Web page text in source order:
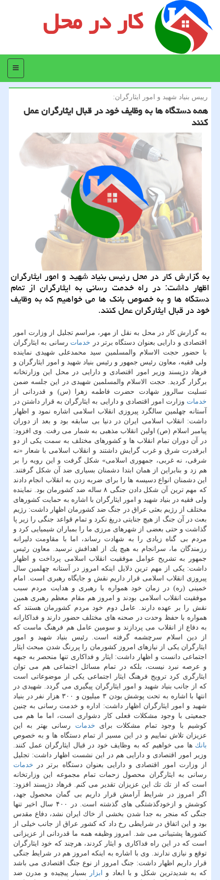
کار در محل
منو
رییس بنیاد شهید و امور ایثارگران:
همه دستگاه ها به وظایف خود در قبال ایثارگران عمل
كنند
به گزارش كار در محل رئیس بنیاد شهید و امور ایثارگران
اظهار داشت: در راه خدمت رسانی به ایثارگران از تمام
دستگاه ها و به خصوص بانك ها می خواهیم كه به وظایف
خود در قبال ایثارگران عمل كنند.
به گزارش كار در محل به نقل از مهر، مراسم تجلیل از وزارت امور
اقتصادی و دارایی بعنوان دستگاه برتر در خدمات رسانی به ایثارگران
با حضور حجت الاسلام والمسلمین سید محمدعلی شهیدی نماینده
ولی فقیه، معاون رئیس جمهور و رئیس بنیاد شهید و امور ایثارگران و
فرهاد دژپسند وزیر امور اقتصادی و دارایی در محل این وزارتخانه
برگزار گردید. حجت الاسلام والمسلمین شهیدی در این جلسه ضمن
تسلیت سالروز شهادت حضرت فاطمه زهرا (س) و قدردانی از
خدمات وزارت امور اقتصادی و دارایی به ایثارگران به قرار داشتن در
آستانه چهلمین سالگرد پیروزی انقلاب اسلامی اشاره نمود و اظهار
داشت: انقلاب اسلامی ایران در دنیا بی سابقه بود و بعد از دوران
پیامبر اسلام (ص) اولین انقلاب مذهبی به شمار می رفت. وی افزود:
در آن دوران تمام انقلاب ها و كشورهای مختلف به سمت یكی از دو
ابرقدرت شرق و غرب گرایش داشتند و انقلاب اسلامی با شعار «نه
شرقی، نه غربی، جمهوری اسلامی» شكل گرفت و این رویه را بر
هم زد و بنابراین از همان ابتدا دشمنان بسیاری ضد آن شكل گرفتند.
این دشمنان انواع دسیسه ها را برای ضربه زدن به انقلاب انجام دادند
كه مهم ترین آن شكل دادن جنگی ۸ ساله ضد كشورمان بود. نماینده
ولی فقیه در بنیاد شهید و امور ایثارگران با اشاره به حمایت كشورهای
مختلف از رژیم بعثی عراق در جنگ ضد كشورمان اظهار داشت: رژیم
بعث در آن جنگ از هیچ جنایتی دریغ نكرد و تمام قواعد جنگی را زیر پا
گذاشت و حتی بعضی از شهرهای مرزی ما را بمباران شیمیایی كرد و
مردم بی گناه زیادی را به شهادت رساند، اما با مقاومت دلیرانه
رزمندگان ما، سرانجام به هیچ یك از اهدافش نرسید. معاون رئیس
جمهور به تشریح عوامل موفقیت انقلاب اسلامی پرداخت و اظهار
داشت: یكی از مهم ترین دلایل اینكه امروز در آستانه چهلمین سال
پیروزی انقلاب اسلامی قرار داریم نقش و جایگاه رهبری است. امام
خمینی (ره) در زمان خود همواره با رهبری و هدایت مردم سبب
موفقیت انقلاب اسلامی بودند و امروز هم مقام معظم رهبری همین
نقش را بر عهده دارند. عامل دوم خود مردم كشورمان هستند كه
همواره با حفظ وحدت در صحنه های مختلف حضور دارند و فداكارانه
به دفاع از انقلاب می پردازند و سومین عامل هم فرهنگ ماست كه
از دین اسلام سرچشمه گرفته است. رئیس بنیاد شهید و امور
ایثارگران یكی از نیازهای امروز كشورمان را پررنگ شدن مبحث ایثار
اجتماعی دانست و اظهار داشت: ایثار و فداكاری تنها منحصر به جبهه
و عرصه نبرد نیست، بلكه در تمام مسائل اجتماعی هم می توان
ایثارگری كرد ترویج فرهنگ ایثار اجتماعی یكی از موضوعاتی است
كه از جانب بنیاد شهید و امور ایثارگران پیگیری می گردد. شهیدی در
انتها با اشاره به تحت پوشش بودن ۳ میلیون و ۳۰۰ هزار نفر در بنیاد
شهید و امور ایثارگران اظهار داشت: اداره و خدمت رسانی به چنین
جمعیتی با وجود مشكلات فعلی كار دشواری است، اما ما هم می
كوشیم با وجود تمام مشكلات برای خدمات رسانی بهتر به این
عزیزان تلاش نماییم و در این مسیر از تمام دستگاه ها و به خصوص
بانك ها می خواهیم كه به وظایف خود در قبال ایثارگران عمل كنند.
وزیر امور اقتصادی و دارایی هم در این نشست اظهار داشت: تجلیل
از وزارت امور اقتصادی و دارایی بعنوان دستگاه برتر در خدمات
رسانی به ایثارگران محصول زحمات تمام مجموعه این وزارتخانه
است كه از تك تك این عزیزان تقدیر می كنم. فرهاد دژپسند افزود:
اگر امروز در شرایط آرامش قرار داریم بی گمان محصول جهد،
كوشش و ازخودگذشتگی های گذشته است. در ۴۰۰ سال اخیر تنها
جنگی كه منجر به جدا شدن بخشی از خاك ایران نشد، دفاع مقدس
بود و این اتفاق در شرایطی رخ داد كه كشور عراق از جانب خیلی از
كشورها پشتیبانی می شد. امروز وظیفه همه ما قدردانی از عزیزانی
است كه در این راه فداكاری و ایثار كردند، هرچند كه خود ایثارگران
توقع و نیازی ندارند. وی با اشاره به اینكه امروز هم در شرایط جنگی
قرار داریم اظهار داشت: جنگ امروز از نوع جنگ اقتصادی می باشد
كه به شدیدترین شكل و با ابعاد و ابزار
بسیار پیچیده و مدرن ضد